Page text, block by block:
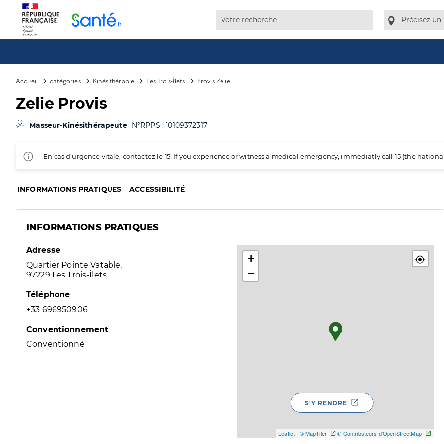
Accueil catégories Kinésithérapie Les Trois-Îlets Provis Zelie
Zelie Provis
Masseur-Kinésithérapeute N°RPPS : 10109372317
En cas d'urgence vitale, contactez le 15. If you experience or witness a medical emergency, immediatly call 15 (the
INFORMATIONS PRATIQUES ACCESSIBILITÉ
INFORMATIONS PRATIQUES
Adresse
Quartier Pointe Vatable,
97229 Les Trois-Îlets
Téléphone
+33 696950906
Conventionnement
Conventionné
+
−
Leaflet | © MapTiler © Contributeurs d'OpenStreetMap
S'Y RENDRE
Panneau de gestion des cookies